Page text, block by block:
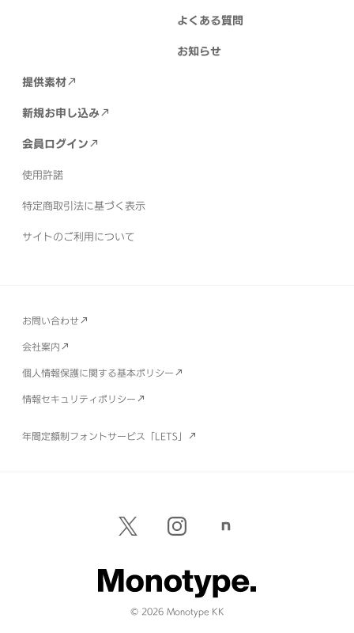
よくある質問
お知らせ
提供素材
新規お申し込み
会員ログイン
使用許諾
特定商取引法に基づく表示
サイトのご利用について
お問い合わせ
会社案内
個人情報保護に関する基本ポリシー
情報セキュリティポリシー
年間定額制フォントサービス「LETS」
© 2026 Monotype KK